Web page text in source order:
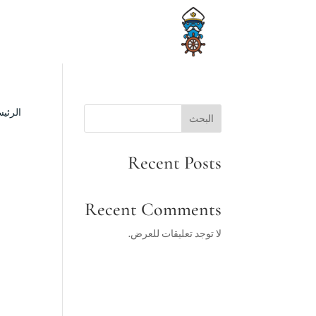
البحث
Recent Posts
Recent Comments
لا توجد تعليقات للعرض.